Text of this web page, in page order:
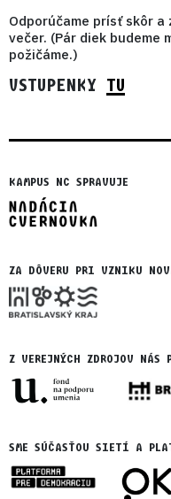
Odporúčame prísť skôr
večer. (Pár diek budeme
požičáme.)
VSTUPENKY TU
KAMPUS NC SPRAVUJE
ZA DÔVERU PRI VZNIKU
Z VEREJNÝCH ZDROJOV NÁS
SME SÚČASŤOU SIETÍ A